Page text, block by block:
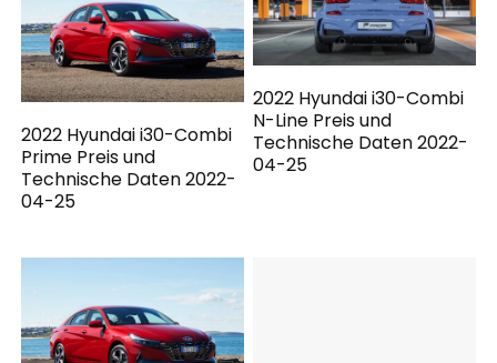
2022 Hyundai i30-Combi
Prime Preis und
Technische Daten 2022-
04-25
2022 Hyundai i30-Combi
N-Line Preis und
Technische Daten 2022-
04-25